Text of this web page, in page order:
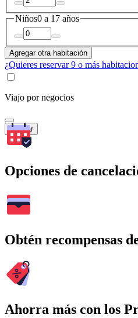
Niños0 a 17 años
Agregar otra habitación
¿Quieres reservar 9 o más
Viajo por negocios
Buscar
Opciones de
Obtén recompensas
Ahorra más con los